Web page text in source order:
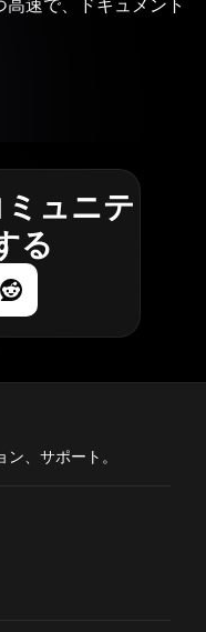
速で、ドキュメント
ュニテ
る
、サポート。